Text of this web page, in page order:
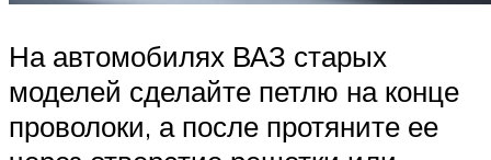
На автомобилях ВАЗ старых
моделей сделайте петлю на конце
проволоки, а после протяните ее